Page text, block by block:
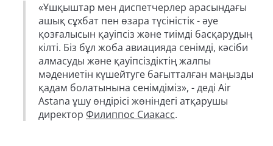
«Ұшқыштар мен диспетчерлер арасындағы
ашық сұхбат пен өзара түсіністік - әуе
қозғалысын қауіпсіз және тиімді басқарудың
кілті. Біз бұл жоба авиацияда сенімді, кәсіби
алмасуды және қауіпсіздіктің жалпы
мәдениетін күшейтуге бағытталған маңызды
қадам болатынына сенімдіміз», - деді Air
Astana ұшу өндірісі жөніндегі атқарушы
директор Филиппос Сиакасс.